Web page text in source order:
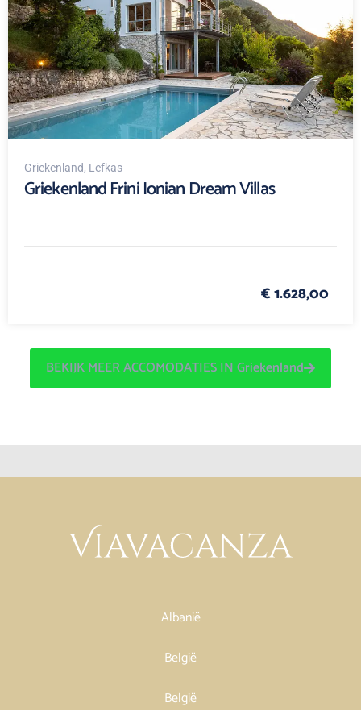
Griekenland, Lefkas
Griekenland Frini Ionian Dream Villas
€ 1.628,00
BEKIJK MEER ACCOMODATIES IN Griekenland
Albanië
België
België